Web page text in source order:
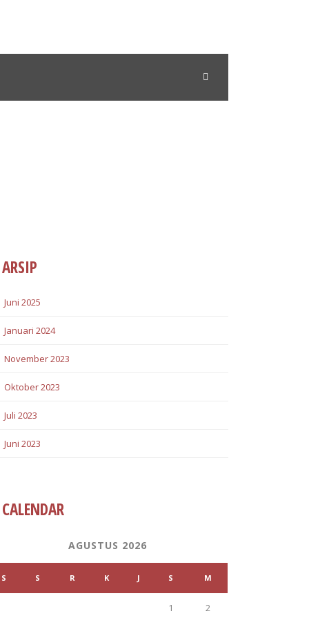
ARSIP
Juni 2025
Januari 2024
November 2023
Oktober 2023
Juli 2023
Juni 2023
CALENDAR
AGUSTUS 2026
S S R K J S M
1 2